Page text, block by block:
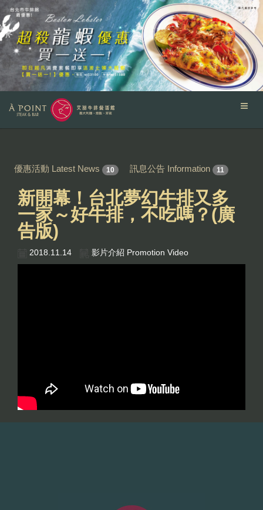
優惠活動 Latest News 10 訊息公告 Information 11
新開幕！台北夢幻牛排又多
一家～好牛排，不吃嗎？(廣
告版)
2018.11.14 影片介紹 Promotion Video